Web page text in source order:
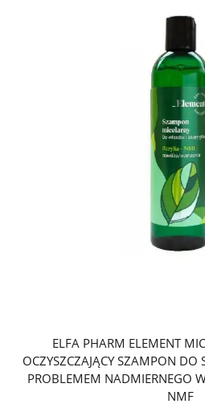
ELFA PHARM ELEMENT
OCZYSZCZAJĄCY SZAMPON DO
PROBLEMEM NADMIERNEGO
NMF